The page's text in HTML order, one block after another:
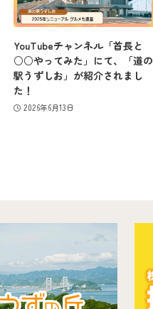
YouTubeチャンネル「首長と
○○やってみた」にて、「道の
駅うずしお」が紹介されまし
た！
2026年6月13日